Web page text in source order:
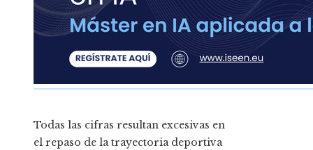
Todas las cifras resultan excesivas en
el repaso de la trayectoria deportiva